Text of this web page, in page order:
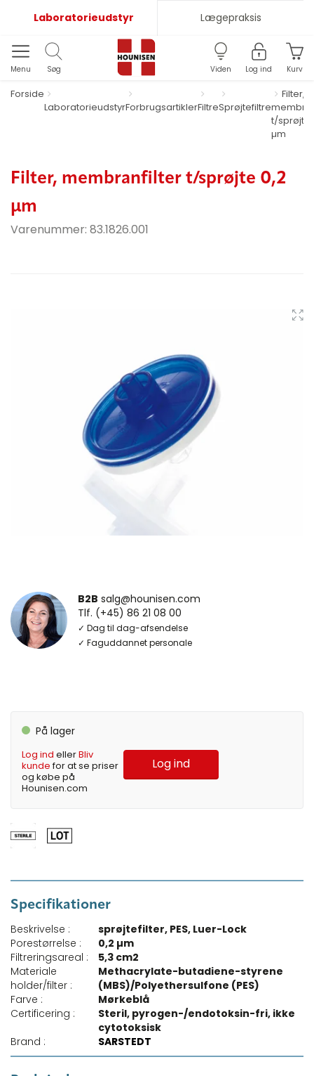
Laboratorieudstyr Lægepraksis
Menu Søg Viden Log ind Kurv
Forside
LaboratorieudstyrForbrugsartiklerFiltreSprøjtefiltre
Filter,
t/sprøjte
µm
Filter, membranfilter t/sprøjte 0,2
µm
Varenummer: 83.1826.001
B2B salg@hounisen.com
Tlf. (+45) 86 21 08 00
✓ Dag til dag-afsendelse
✓ Faguddannet personale
På lager
Log ind ellerBliv
kundefor at se priser
og købe på
Hounisen.com
Log ind
Specifikationer
Beskrivelse :
sprøjtefilter, PES, Luer-Lock
Porestørrelse :
0,2 µm
Filtreringsareal :
5,3 cm2
Materiale
holder/filter :
Methacrylate-butadiene-styrene
(MBS)/Polyethersulfone (PES)
Farve :
Mørkeblå
Certificering :
Steril, pyrogen-/endotoksin-fri, ikke
cytotoksisk
Brand :
SARSTEDT